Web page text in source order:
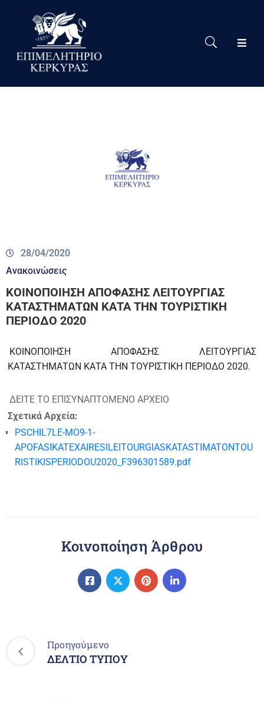
Το
Eπιμελητήριο
28/04/2020
Ανακοινώσεις
ΚΟΙΝΟΠΟΙΗΣΗ ΑΠΟΦΑΣΗΣ ΛΕΙΤΟΥΡΓΙΑΣ
ΚΑΤΑΣΤΗΜΑΤΩΝ ΚΑΤΑ ΤΗΝ ΤΟΥΡΙΣΤΙΚΗ
ΠΕΡΙΟΔΟ 2020
ΚΟΙΝΟΠΟΙΗΣΗ ΑΠΟΦΑΣΗΣ ΛΕΙΤΟΥΡΓΙΑΣ
ΚΑΤΑΣΤΗΜΑΤΩΝ ΚΑΤΑ ΤΗΝ ΤΟΥΡΙΣΤΙΚΗ ΠΕΡΙΟΔΟ 2020.
ΔΕΙΤΕ ΤΟ ΕΠΙΣΥΝΑΠΤΟΜΕΝΟ ΑΡΧΕΙΟ
Σχετικά Αρχεία:
PSCHIL7LE-MO9-1-
APOFASIKATEXAIRESILEITOURGIASKATASTIMATONTOU
RISTIKISPERIODOU2020_F396301589.pdf
Κοινοποίηση Άρθρου
Προηγούμενο
ΔΕΛΤΙΟ ΤΥΠΟΥ